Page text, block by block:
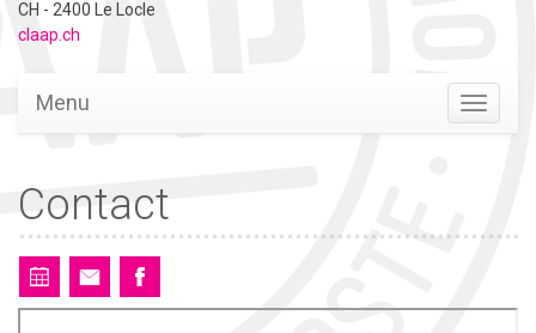
CH - 2400 Le Locle
claap.ch
Menu
Contact